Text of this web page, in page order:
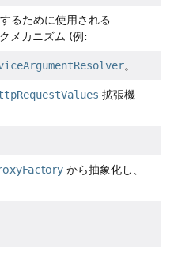
るために使用される
メカニズム (例:
。
拡張機
から抽象化し、